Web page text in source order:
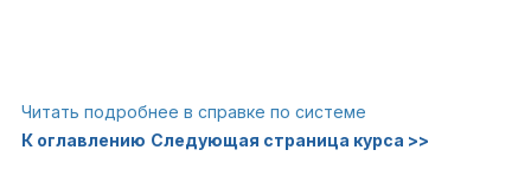
Читать подробнее в справке по системе
К оглавлению Следующая страница курса >>